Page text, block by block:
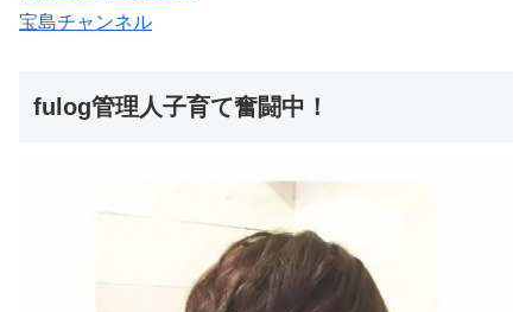
宝島チャンネル
fulog管理人子育て奮闘中！